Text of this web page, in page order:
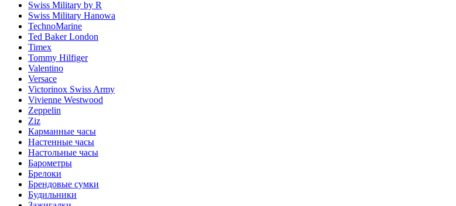
Swiss Military by R
Swiss Military Hanowa
TechnoMarine
Ted Baker London
Timex
Tommy Hilfiger
Valentino
Versace
Victorinox Swiss Army
Vivienne Westwood
Zeppelin
Ziz
Карманные часы
Настенные часы
Настольные часы
Барометры
Брелоки
Брендовые сумки
Будильники